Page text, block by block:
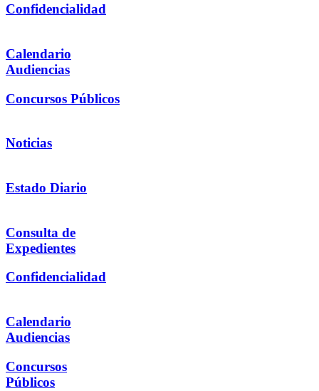
Confidencialidad
Calendario
Audiencias
Concursos Públicos
Noticias
Estado Diario
Consulta de
Expedientes
Confidencialidad
Calendario
Audiencias
Concursos
Públicos